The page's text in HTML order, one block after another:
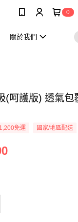
0
關於我們
(呵護版) 透氣包
免運 國家/地區配送